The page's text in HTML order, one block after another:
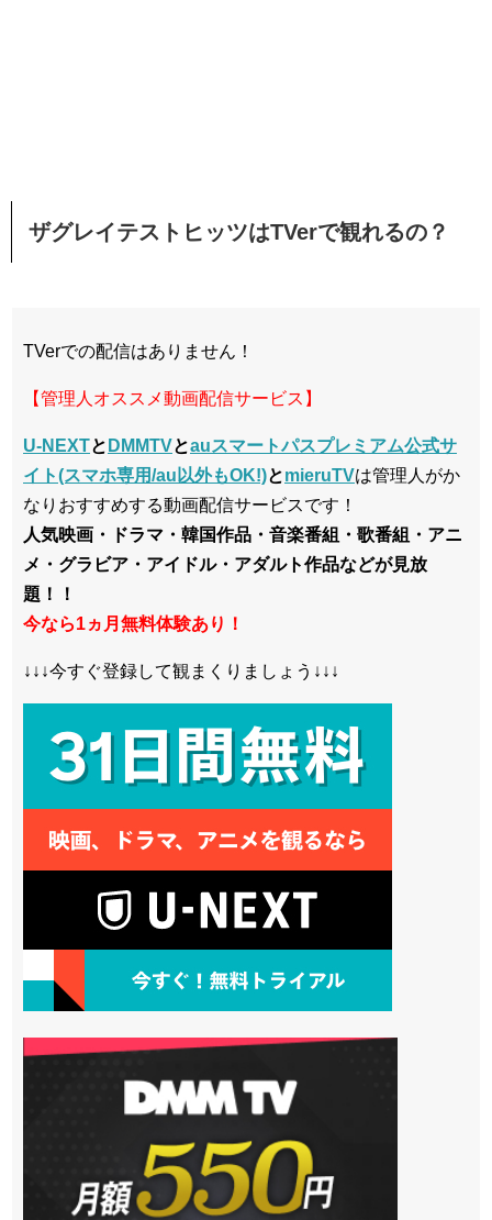
ザグレイテストヒッツはTVerで観れるの？
TVerでの配信はありません！
【管理人オススメ動画配信サービス】
U-NEXTと DMMTVとauスマートパスプレミアム公式サ
イト(スマホ専用/au以外もOK!)とmieruTVは管理人がか
なりおすすめする動画配信サービスです！
人気映画・ドラマ・韓国作品・音楽番組・歌番組・アニ
メ・グラビア・アイドル・アダルト作品などが見放
題！！
今なら1ヵ月無料体験あり！
↓↓↓今すぐ登録して観まくりましょう↓↓↓